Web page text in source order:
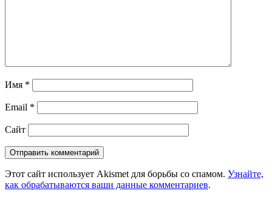
Имя *
Email *
Сайт
Этот сайт использует Akismet для борьбы со спамом. Узнайте,
как обрабатываются ваши данные комментариев.